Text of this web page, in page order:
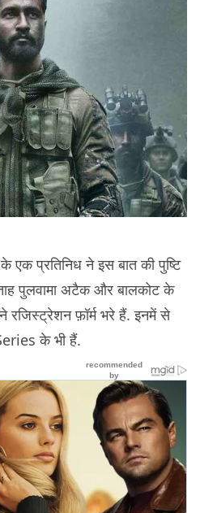
एक प्रतिनिध ने इस बात की पुष्टि
पुलवामा अटैक और बालकोट के
रजिस्ट्रेशन फ़ॉर्म भरे हैं. इनमें से
के भी हैं.